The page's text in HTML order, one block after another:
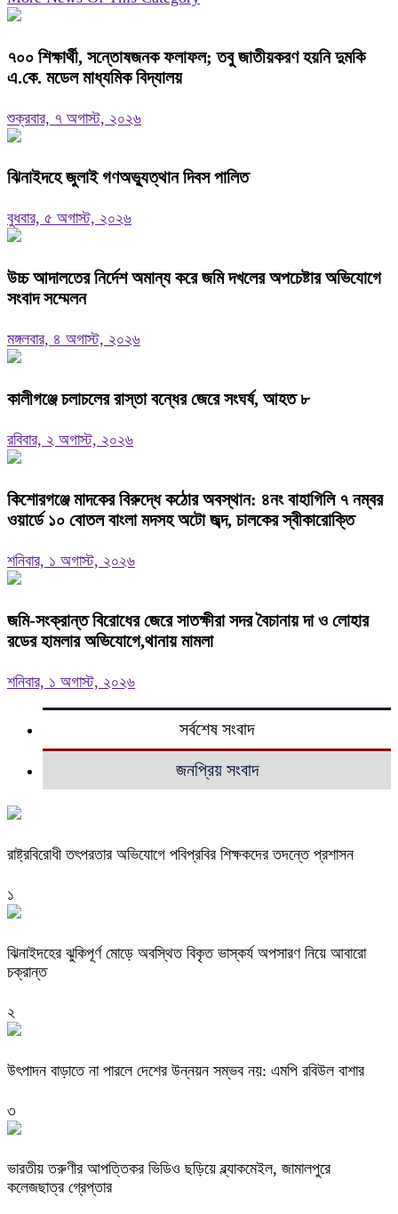
৭০০ শিক্ষার্থী, সন্তোষজনক ফলাফল; তবু জাতীয়করণ হয়নি দুমকি
এ.কে. মডেল মাধ্যমিক বিদ্যালয় ‎
শুক্রবার, ৭ অগাস্ট, ২০২৬
ঝিনাইদহে জুলাই গণঅভ্যুত্থান দিবস পালিত
বুধবার, ৫ অগাস্ট, ২০২৬
উচ্চ আদালতের নির্দেশ অমান্য করে জমি দখলের অপচেষ্টার অভিযোগে
সংবাদ সম্মেলন
মঙ্গলবার, ৪ অগাস্ট, ২০২৬
কালীগঞ্জে চলাচলের রাস্তা বন্ধের জেরে সংঘর্ষ, আহত ৮
রবিবার, ২ অগাস্ট, ২০২৬
কিশোরগঞ্জে মাদকের বিরুদ্ধে কঠোর অবস্থান: ৪নং বাহাগিলি ৭ নম্বর
ওয়ার্ডে ১০ বোতল বাংলা মদসহ অটো জব্দ, চালকের স্বীকারোক্তি
শনিবার, ১ অগাস্ট, ২০২৬
জমি-সংক্রান্ত বিরোধের জেরে সাতক্ষীরা সদর বৈচানায় দা ও লোহার
রডের হামলার অভিযোগে,থানায় মামলা
শনিবার, ১ অগাস্ট, ২০২৬
সর্বশেষ সংবাদ
জনপ্রিয় সংবাদ
রাষ্ট্রবিরোধী তৎপরতার অভিযোগে পবিপ্রবির শিক্ষকদের তদন্তে প্রশাসন
১
ঝিনাইদহের ঝুকিপূর্ণ মোড়ে অবস্থিত বিকৃত ভাস্কর্য অপসারণ নিয়ে আবারো
চক্রান্ত
২
উৎপাদন বাড়াতে না পারলে দেশের উন্নয়ন সম্ভব নয়: এমপি রবিউল বাশার
৩
ভারতীয় তরুণীর আপত্তিকর ভিডিও ছড়িয়ে ব্ল্যাকমেইল, জামালপুরে
কলেজছাত্র গ্রেপ্তার